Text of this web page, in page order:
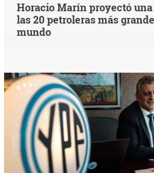
Horacio Marín proyectó una
las 20 petroleras más
mundo